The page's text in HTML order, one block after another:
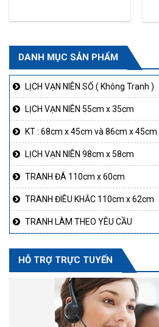
DANH MỤC SẢN PHẨM
LỊCH VẠN NIÊN SỐ ( Không Tranh )
LỊCH VẠN NIÊN 55cm x 35cm
KT : 68cm x 45cm và 86cm x 45cm
LỊCH VẠN NIÊN 98cm x 58cm
TRANH ĐÁ 110cm x 60cm
TRANH ĐIÊU KHẮC 110cm x 62cm
TRANH LÀM THEO YÊU CẦU
HỖ TRỢ TRỰC TUYẾN